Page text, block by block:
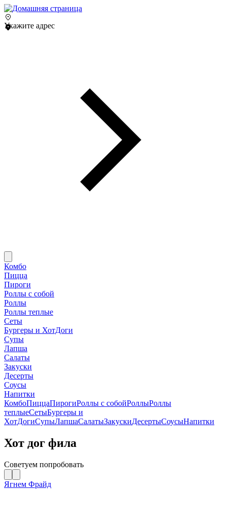
Укажите адрес
Комбо
Пицца
Пироги
Роллы с собой
Роллы
Роллы теплые
Сеты
Бургеры и ХотДоги
Супы
Лапша
Салаты
Закуски
Десерты
Соусы
Напитки
КомбоПиццаПирогиРоллы с собойРоллыРоллы
теплыеСетыБургеры и
ХотДогиСупыЛапшаСалатыЗакускиДесертыСоусыНапитки
Хот дог фила
Советуем попробовать
Ягнем Фрайд